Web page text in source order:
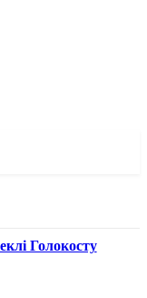
Голокосту